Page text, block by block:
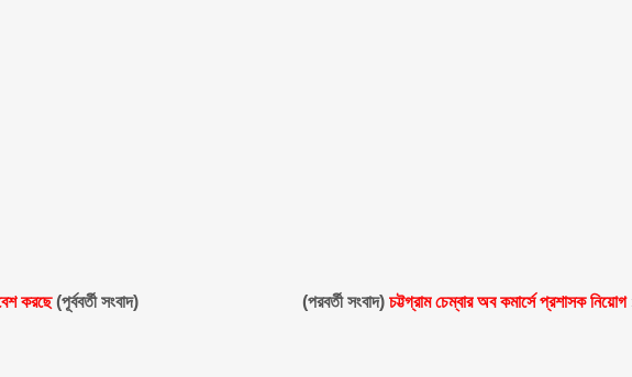
করছে(পূর্ববর্তী সংবাদ) (পরবর্তী সংবাদ)চট্টগ্রাম চেম্বার অব কমার্সে প্রশাসক নিয়োগ